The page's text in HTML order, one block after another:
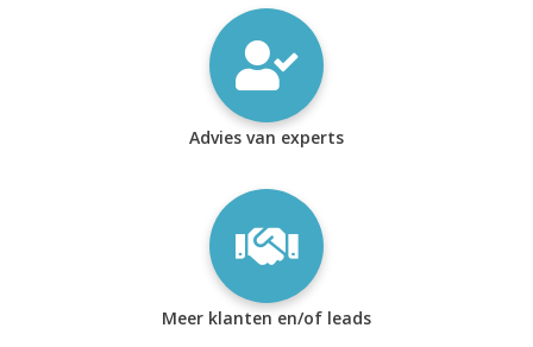
Advies van experts
Meer klanten en/of leads